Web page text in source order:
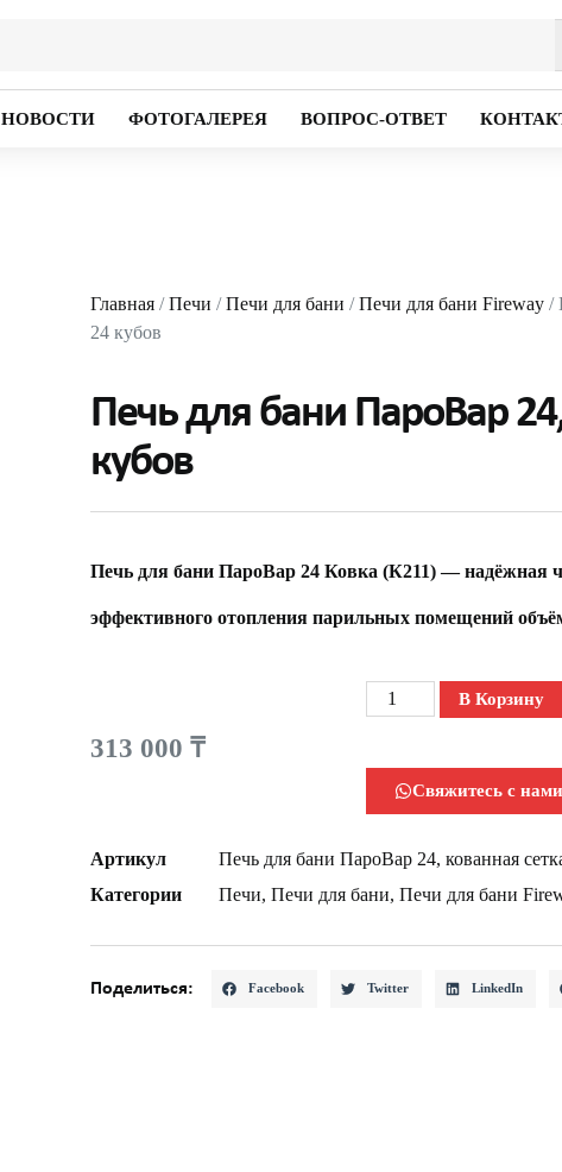
НОВОСТИ ФОТОГАЛЕРЕЯ ВОПРОС-ОТВЕТ
Главная/Печи /Печи для бани /Печи для бани Fireway/
24 кубов
Печь для бани ПароВар
кубов
Печь для бани ПароВар 24 Ковка (К211)— надёжная
эффективного отопления парильных помещений
313 000 ₸
В Корзину
Свяжитесь с нами
Артикул
Печь для бани ПароВар 24, кованная
Категории
Печи, Печи для бани, Печи для бани
Поделиться: Facebook Twitter LinkedIn